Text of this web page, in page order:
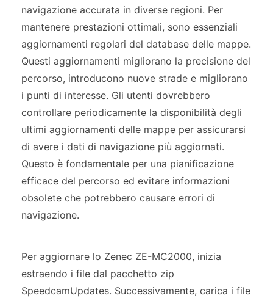
navigazione accurata in diverse regioni. Per
mantenere prestazioni ottimali, sono essenziali
aggiornamenti regolari del database delle mappe.
Questi aggiornamenti migliorano la precisione del
percorso, introducono nuove strade e migliorano
i punti di interesse. Gli utenti dovrebbero
controllare periodicamente la disponibilità degli
ultimi aggiornamenti delle mappe per assicurarsi
di avere i dati di navigazione più aggiornati.
Questo è fondamentale per una pianificazione
efficace del percorso ed evitare informazioni
obsolete che potrebbero causare errori di
navigazione.
Per aggiornare lo Zenec ZE-MC2000, inizia
estraendo i file dal pacchetto zip
SpeedcamUpdates. Successivamente, carica i file